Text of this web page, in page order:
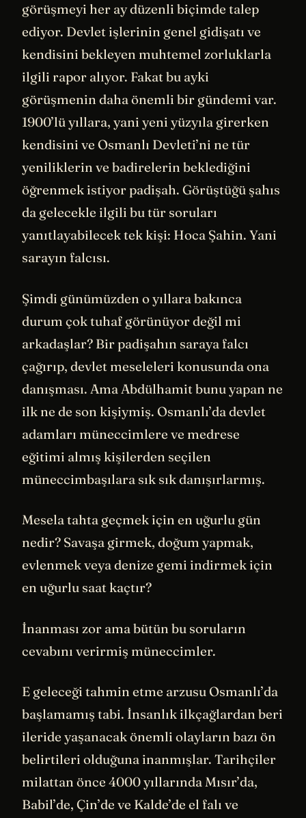
görüşmeyi her ay düzenli biçimde talep
ediyor. Devlet işlerinin genel gidişatı ve
kendisini bekleyen muhtemel zorluklarla
ilgili rapor alıyor. Fakat bu ayki
görüşmenin daha önemli bir gündemi var.
1900’lü yıllara, yani yeni yüzyıla girerken
kendisini ve Osmanlı Devleti’ni ne tür
yeniliklerin ve badirelerin beklediğini
öğrenmek istiyor padişah. Görüştüğü şahıs
da gelecekle ilgili bu tür soruları
yanıtlayabilecek tek kişi: Hoca Şahin. Yani
sarayın falcısı.
Şimdi günümüzden o yıllara bakınca
durum çok tuhaf görünüyor değil mi
arkadaşlar? Bir padişahın saraya falcı
çağırıp, devlet meseleleri konusunda ona
danışması. Ama Abdülhamit bunu yapan ne
ilk ne de son kişiymiş. Osmanlı’da devlet
adamları müneccimlere ve medrese
eğitimi almış kişilerden seçilen
müneccimbaşılara sık sık danışırlarmış.
Mesela tahta geçmek için en uğurlu gün
nedir? Savaşa girmek, doğum yapmak,
evlenmek veya denize gemi indirmek için
en uğurlu saat kaçtır?
İnanması zor ama bütün bu soruların
cevabını verirmiş müneccimler.
E geleceği tahmin etme arzusu Osmanlı’da
başlamamış tabi. İnsanlık ilkçağlardan beri
ileride yaşanacak önemli olayların bazı ön
belirtileri olduğuna inanmışlar. Tarihçiler
milattan önce 4000 yıllarında Mısır’da,
Babil’de, Çin’de ve Kalde’de el falı ve